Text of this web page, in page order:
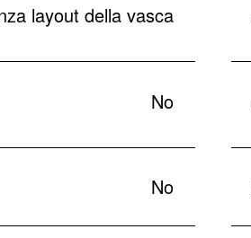
layout della vasca
No
No